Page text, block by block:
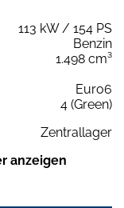
113 kW / 154 PS
Benzin
1.498 cm³
Euro6
4 (Green)
Zentrallager
anzeigen